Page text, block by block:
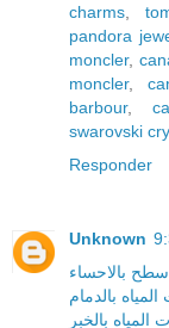
charms
pandora
moncler,
moncler,
barbour,
swarovski
Responder
Unknown
بالاحساء
بالدمام
بالخبر